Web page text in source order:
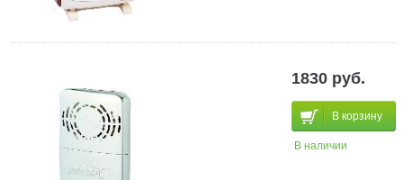
1830 руб.
В корзину
В наличии